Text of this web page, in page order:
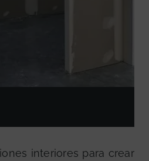
interiores para crear